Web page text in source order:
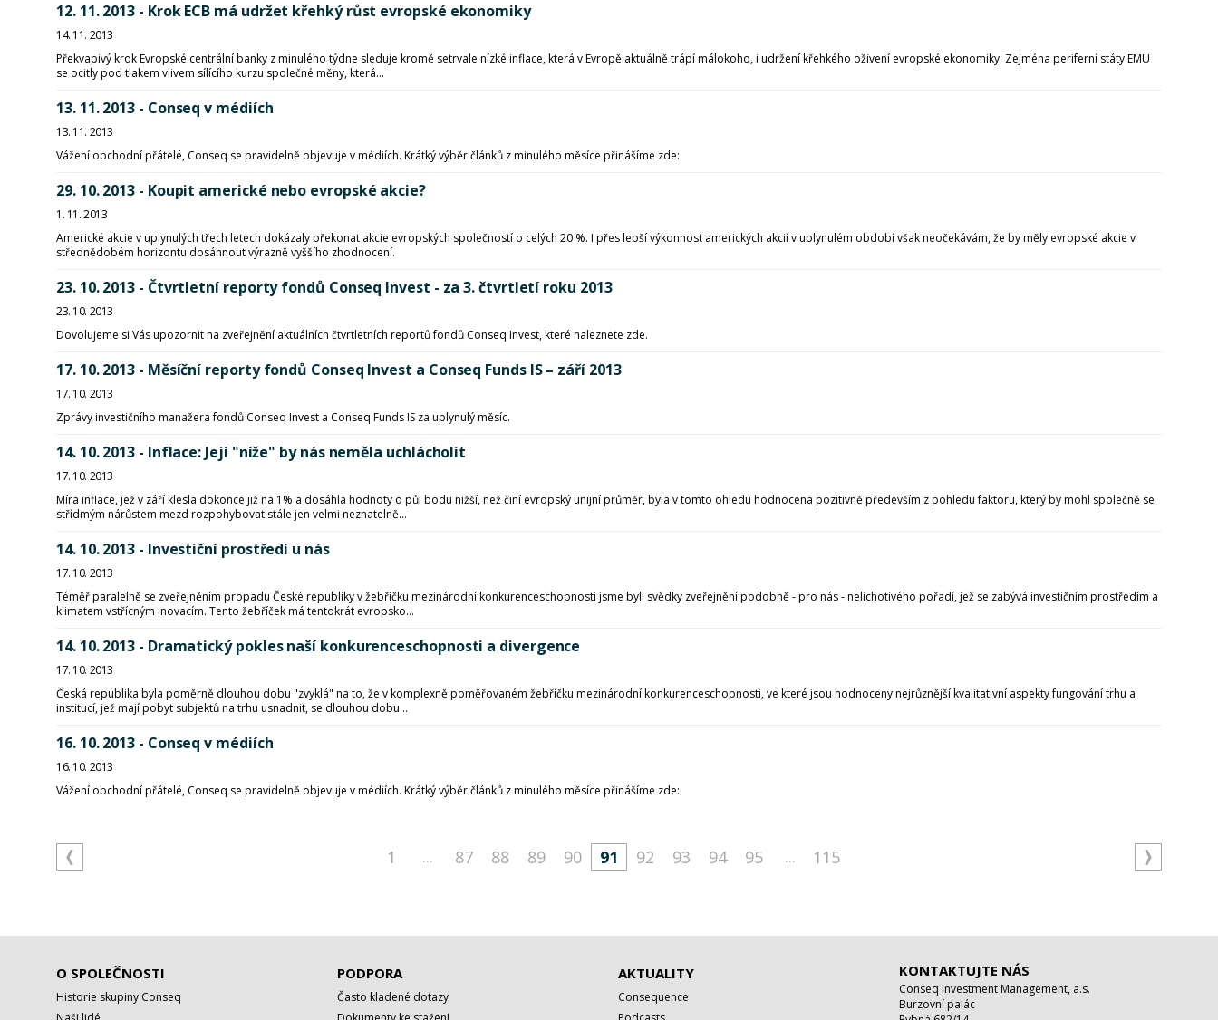
12. 11. 2013 - Krok ECB má udržet křehký růst evropské ekonomiky
14. 11. 2013
Překvapivý krok Evropské centrální banky z minulého týdne sleduje kromě setrvale nízké inflace, která v Evropě aktuálně trápí málokoho, i udržení křehkého oživení evropské ekonomiky. Zejména periferní státy EMU
se ocitly pod tlakem vlivem sílícího kurzu společné měny, která...
13. 11. 2013 - Conseq v médiích
13. 11. 2013
Vážení obchodní přátelé, Conseq se pravidelně objevuje v médiích. Krátký výběr článků z minulého měsíce přinášíme zde:
29. 10. 2013 - Koupit americké nebo evropské akcie?
1. 11. 2013
Americké akcie v uplynulých třech letech dokázaly překonat akcie evropských společností o celých 20 %. I přes lepší výkonnost amerických akcií v uplynulém období však neočekávám, že by měly evropské akcie v
střednědobém horizontu dosáhnout výrazně vyššího zhodnocení.
23. 10. 2013 - Čtvrtletní reporty fondů Conseq Invest - za 3. čtvrtletí roku 2013
23. 10. 2013
Dovolujeme si Vás upozornit na zveřejnění aktuálních čtvrtletních reportů fondů Conseq Invest, které naleznete zde.
17. 10. 2013 - Měsíční reporty fondů Conseq Invest a Conseq Funds IS – září 2013
17. 10. 2013
Zprávy investičního manažera fondů Conseq Invest a Conseq Funds IS za uplynulý měsíc.
14. 10. 2013 - Inflace: Její "níže" by nás neměla uchlácholit
17. 10. 2013
Míra inflace, jež v září klesla dokonce již na 1% a dosáhla hodnoty o půl bodu nižší, než činí evropský unijní průměr, byla v tomto ohledu hodnocena pozitivně především z pohledu faktoru, který by mohl společně se
střídmým nárůstem mezd rozpohybovat stále jen velmi neznatelně...
14. 10. 2013 - Investiční prostředí u nás
17. 10. 2013
Téměř paralelně se zveřejněním propadu České republiky v žebříčku mezinárodní konkurenceschopnosti jsme byli svědky zveřejnění podobně - pro nás - nelichotivého pořadí, jež se zabývá investičním prostředím a
klimatem vstřícným inovacím. Tento žebříček má tentokrát evropsko...
14. 10. 2013 - Dramatický pokles naší konkurenceschopnosti a divergence
17. 10. 2013
Česká republika byla poměrně dlouhou dobu "zvyklá" na to, že v komplexně poměřovaném žebříčku mezinárodní konkurenceschopnosti, ve které jsou hodnoceny nejrůznější kvalitativní aspekty fungování trhu a
institucí, jež mají pobyt subjektů na trhu usnadnit, se dlouhou dobu...
16. 10. 2013 - Conseq v médiích
16. 10. 2013
Vážení obchodní přátelé, Conseq se pravidelně objevuje v médiích. Krátký výběr článků z minulého měsíce přinášíme zde:
1 ... 87 88 89 90 91 92 93 94 95 ... 115
O SPOLEČNOSTI
Historie skupiny Conseq
PODPORA
Často kladené dotazy
AKTUALITY
Consequence
KONTAKTUJTE NÁS
Conseq Investment Management, a.s.
Burzovní palác